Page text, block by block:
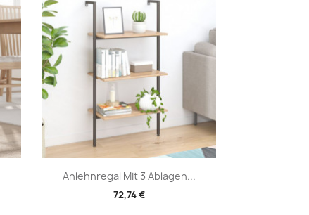
Anlehnregal Mit 3 Ablagen...
72,74 €
Vorschau